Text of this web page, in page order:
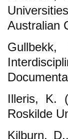
Australian
Illeris, K.
Roskilde
Kilburn,